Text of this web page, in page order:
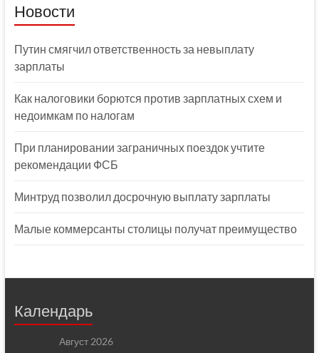
Новости
Путин смягчил ответственность за невыплату
зарплаты
Как налоговики борются против зарплатных схем и
недоимкам по налогам
При планировании заграничных поездок учтите
рекомендации ФСБ
Минтруд позволил досрочную выплату зарплаты
Малые коммерсанты столицы получат преимущество
Календарь
Август 2026